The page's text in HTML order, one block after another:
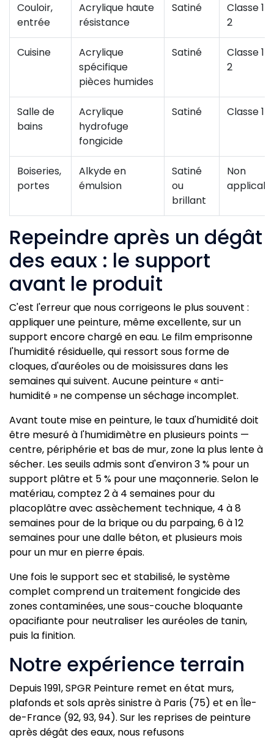
Couloir,
entrée
Acrylique haute
résistance
Satiné
Classe 1
2
Cuisine
Acrylique
spécifique
pièces humides
Satiné
Classe 1
2
Salle de
bains
Acrylique
hydrofuge
fongicide
Satiné Classe 1
Boiseries,
portes
Alkyde en
émulsion
Satiné
ou
brillant
Non
Repeindre après un dégât
des eaux : le support
avant le produit
C'est l'erreur que nous corrigeons le plus souvent :
appliquer une peinture, même excellente, sur un
support encore chargé en eau. Le film emprisonne
l'humidité résiduelle, qui ressort sous forme de
cloques, d'auréoles ou de moisissures dans les
semaines qui suivent. Aucune peinture « anti-
humidité » ne compense un séchage incomplet.
Avant toute mise en peinture, le taux d'humidité doit
être mesuré à l'humidimètre en plusieurs points —
centre, périphérie et bas de mur, zone la plus lente à
sécher. Les seuils admis sont d'environ 3 % pour un
support plâtre et 5 % pour une maçonnerie. Selon le
matériau, comptez 2 à 4 semaines pour du
placoplâtre avec assèchement technique, 4 à 8
semaines pour de la brique ou du parpaing, 6 à 12
semaines pour une dalle béton, et plusieurs mois
pour un mur en pierre épais.
Une fois le support sec et stabilisé, le système
complet comprend un traitement fongicide des
zones contaminées, une sous-couche bloquante
opacifiante pour neutraliser les auréoles de tanin,
puis la finition.
Notre expérience terrain
Depuis 1991, SPGR Peinture remet en état murs,
plafonds et sols après sinistre à Paris (75) et en Île-
de-France (92, 93, 94). Sur les reprises de peinture
après dégât des eaux, nous refusons